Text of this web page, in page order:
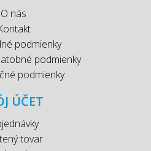
O nás
podmienky
podmienky
podmienky
ÚČET
tovar